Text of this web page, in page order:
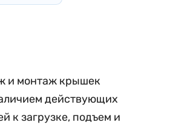
и монтаж крышек
действующих
к загрузке, подъем и